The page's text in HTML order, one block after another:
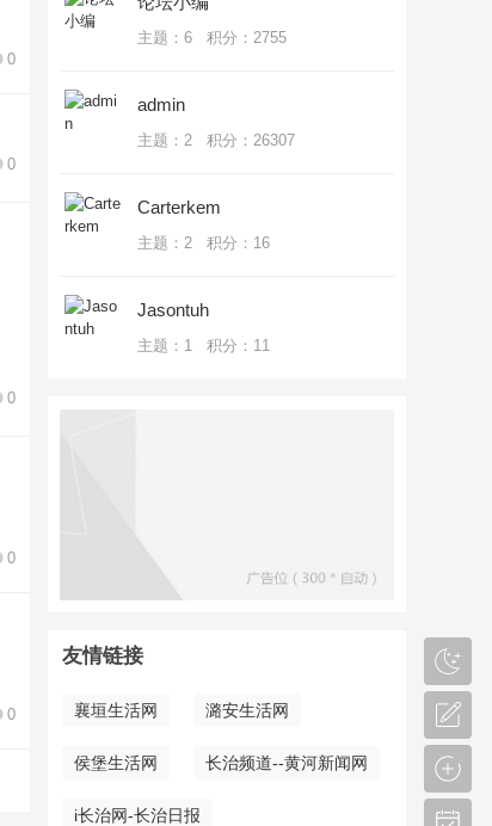
0
0
0
0
0
主题：6 积分：2755
admin
主题：2 积分：26307
Carterkem
主题：2 积分：16
Jasontuh
主题：1 积分：11
友情链接
襄垣生活网 潞安生活网
侯堡生活网 长治频道--黄河新闻网
i长治网-长治日报